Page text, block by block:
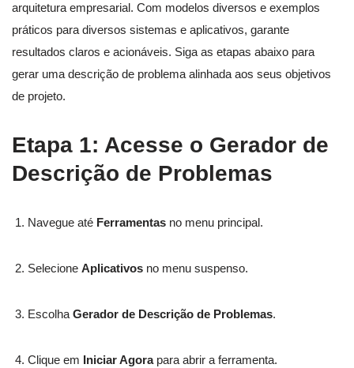
arquitetura empresarial. Com modelos diversos e exemplos
práticos para diversos sistemas e aplicativos, garante
resultados claros e acionáveis. Siga as etapas abaixo para
gerar uma descrição de problema alinhada aos seus objetivos
de projeto.
Etapa 1: Acesse o Gerador de
Descrição de Problemas
Navegue até Ferramentas no menu principal.
Selecione Aplicativos no menu suspenso.
Escolha Gerador de Descrição de Problemas.
Clique em Iniciar Agorapara abrir a ferramenta.